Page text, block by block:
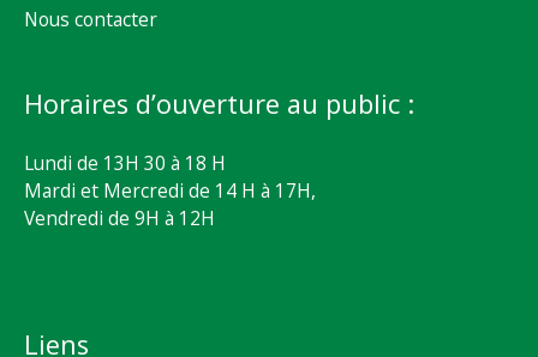
Nous contacter
Horaires d’ouverture au public :
Lundi de 13H 30 à 18 H
Mardi et Mercredi de 14 H à 17H,
Vendredi de 9H à 12H
Liens